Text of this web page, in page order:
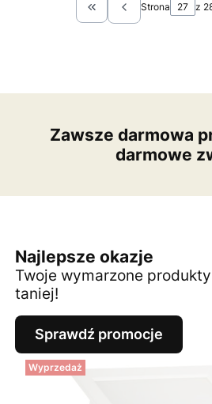
Wróć do pierwszej
Strona z
Zawsze darmowa
darmowe
Najlepsze okazje
Twoje wymarzone
taniej!
Sprawdź promocje
Wyprzedaż